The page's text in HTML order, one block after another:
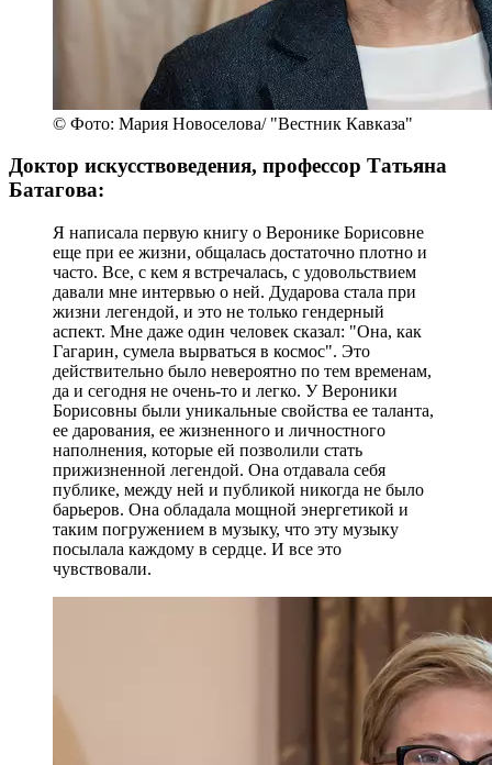
© Фото: Мария Новоселова/ "Вестник Кавказа"
Доктор искусствоведения, профессор Татьяна
Батагова:
Я написала первую книгу о Веронике Борисовне
еще при ее жизни, общалась достаточно плотно и
часто. Все, с кем я встречалась, с удовольствием
давали мне интервью о ней. Дударова стала при
жизни легендой, и это не только гендерный
аспект. Мне даже один человек сказал: "Она, как
Гагарин, сумела вырваться в космос". Это
действительно было невероятно по тем временам,
да и сегодня не очень-то и легко. У Вероники
Борисовны были уникальные свойства ее таланта,
ее дарования, ее жизненного и личностного
наполнения, которые ей позволили стать
прижизненной легендой. Она отдавала себя
публике, между ней и публикой никогда не было
барьеров. Она обладала мощной энергетикой и
таким погружением в музыку, что эту музыку
посылала каждому в сердце. И все это
чувствовали.